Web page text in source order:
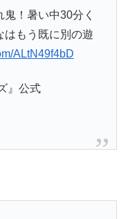
！暑い中30分く
はもう既に別の遊
ALtN49f4bD
』公式